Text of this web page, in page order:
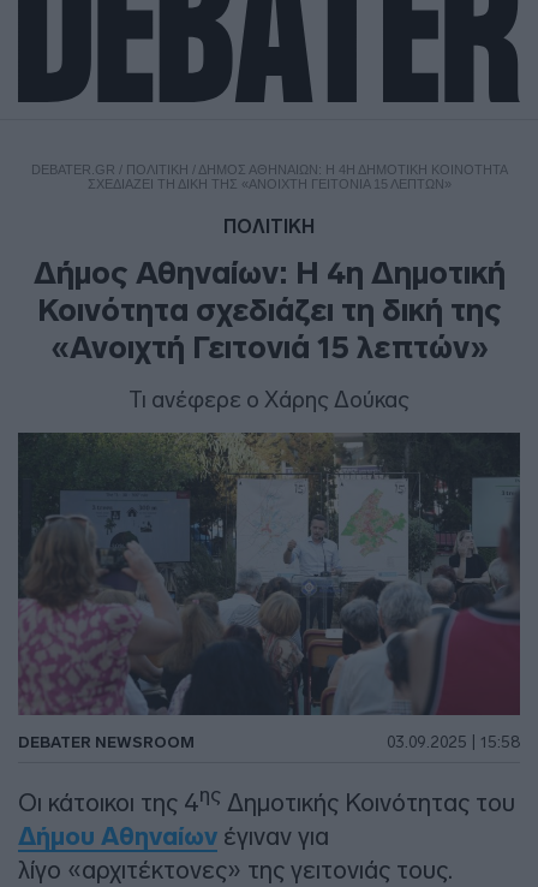
DEBATER.GR / ΠΟΛΙΤΙΚΗ / ΔΉΜΟΣ ΑΘΗΝΑΊΩΝ: Η 4Η ΔΗΜΟΤΙΚΉ ΚΟΙΝΌΤΗΤΑ
ΣΧΕΔΙΆΖΕΙ ΤΗ ΔΙΚΉ ΤΗΣ «ΑΝΟΙΧΤΉ ΓΕΙΤΟΝΙΆ 15 ΛΕΠΤΏΝ»
ΠΟΛΙΤΙΚΗ
Δήμος Αθηναίων: Η 4η Δημοτική
Κοινότητα σχεδιάζει τη δική της
«Ανοιχτή Γειτονιά 15 λεπτών»
Τι ανέφερε ο Χάρης Δούκας
DEBATER NEWSROOM 03.09.2025 | 15:58
Οι κάτοικοι της 4ης Δημοτικής Κοινότητας του
Δήμου Αθηναίων έγιναν για
λίγο «αρχιτέκτονες» της γειτονιάς τους.